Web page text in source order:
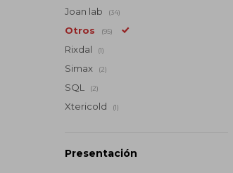
Joan lab (34)
Otros (95)
Rixdal (1)
Simax (2)
SQL (2)
Xtericold (1)
Presentación